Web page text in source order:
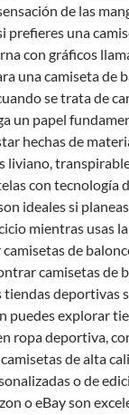
de las
prefieres una
con gráficos
una camiseta de
se trata de
un papel
hechas de
liviano,
con tecnología
ideales si
mientras usas
de
camisetas de
tiendas deportivas
puedes explorar
ropa deportiva,
de alta
o de
o eBay son